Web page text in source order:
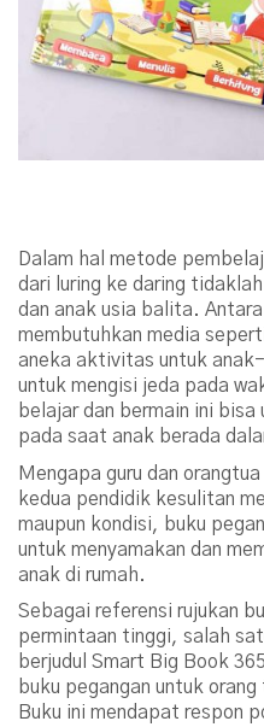
Dalam hal metode
dari luring ke daring
dan anak usia balita.
membutuhkan media
aneka aktivitas untuk
untuk mengisi jeda pada
belajar dan bermain ini
pada saat anak berada
Mengapa guru dan
kedua pendidik kesulitan
maupun kondisi, buku
untuk menyamakan dan
anak di rumah.
Sebagai referensi rujukan
permintaan tinggi, salah
berjudul Smart Big Book
buku pegangan untuk
Buku ini mendapat respon